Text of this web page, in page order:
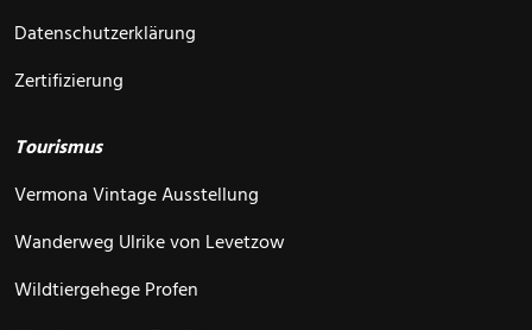
Datenschutzerklärung
Zertifizierung
Tourismus
Vermona Vintage Ausstellung
Wanderweg Ulrike von Levetzow
Wildtiergehege Profen